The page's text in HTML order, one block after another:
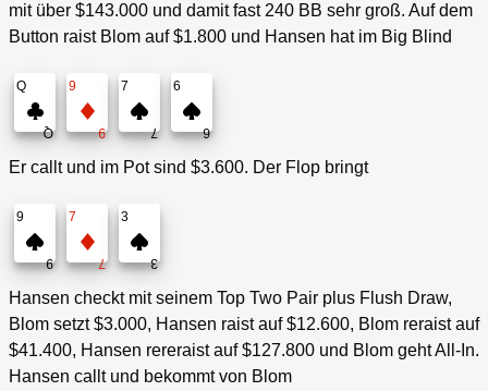
mit über $143.000 und damit fast 240 BB sehr groß. Auf dem
Button raist Blom auf $1.800 und Hansen hat im Big Blind
Q
Q
9
9
7
7
6
6
Er callt und im Pot sind $3.600. Der Flop bringt
9
9
7
7
3
3
Hansen checkt mit seinem Top Two Pair plus Flush Draw,
Blom setzt $3.000, Hansen raist auf $12.600, Blom reraist auf
$41.400, Hansen rereraist auf $127.800 und Blom geht All-In.
Hansen callt und bekommt von Blom